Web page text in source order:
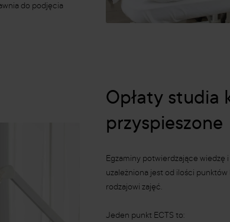
do podjęcia
Opłaty studia
przyspieszone
Egzaminy potwierdzające wiedzę
uzależniona jest od ilości
rodzajowi zajęć.
Jeden punkt ECTS to: